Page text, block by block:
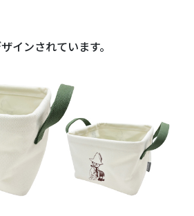
インされています。